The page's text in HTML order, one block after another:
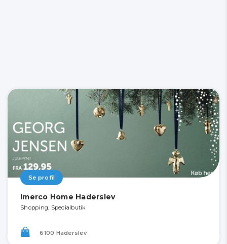
Se profil
Imerco Home Haderslev
Shopping, Specialbutik
6100 Haderslev